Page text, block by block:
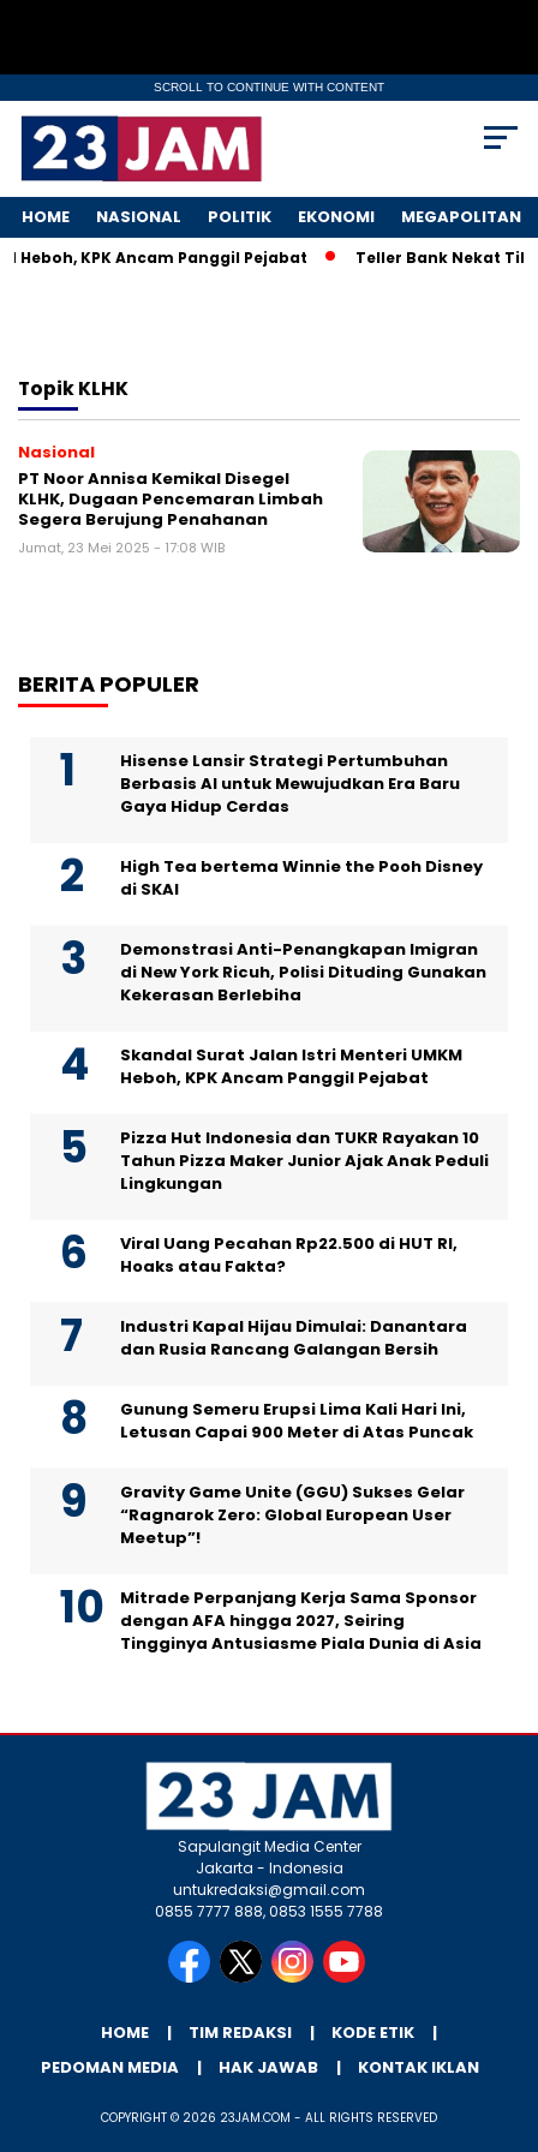
SCROLL TO CONTINUE WITH CONTENT
HOME NASIONAL POLITIK EKONOMI MEGAPOLITAN
KPK Ancam Panggil Pejabat Teller Bank Nekat
TopikKLHK
Nasional
PT Noor Annisa Kemikal Disegel
KLHK, Dugaan Pencemaran Limbah
Segera Berujung Penahanan
Jumat, 23 Mei 2025 - 17:08 WIB
BERITA POPULER
Hisense Lansir Strategi Pertumbuhan
Berbasis AI untuk Mewujudkan Era Baru
Gaya Hidup Cerdas
High Tea bertema Winnie the Pooh Disney
di SKAI
Demonstrasi Anti-Penangkapan Imigran
di New York Ricuh, Polisi Dituding Gunakan
Kekerasan Berlebiha
Skandal Surat Jalan Istri Menteri UMKM
Heboh, KPK Ancam Panggil Pejabat
Pizza Hut Indonesia dan TUKR Rayakan 10
Tahun Pizza Maker Junior Ajak Anak Peduli
Lingkungan
Viral Uang Pecahan Rp22.500 di HUT RI,
Hoaks atau Fakta?
Industri Kapal Hijau Dimulai: Danantara
dan Rusia Rancang Galangan Bersih
Gunung Semeru Erupsi Lima Kali Hari Ini,
Letusan Capai 900 Meter di Atas Puncak
Gravity Game Unite (GGU) Sukses Gelar
“Ragnarok Zero: Global European User
Meetup”!
Mitrade Perpanjang Kerja Sama Sponsor
dengan AFA hingga 2027, Seiring
Tingginya Antusiasme Piala Dunia di Asia
Sapulangit Media Center
Jakarta - Indonesia
untukredaksi@gmail.com
0855 7777 888, 0853 1555 7788
HOME TIM REDAKSI
KODE ETIK
PEDOMAN MEDIA
HAK JAWAB KONTAK IKLAN
COPYRIGHT © 2026 23JAM.COM - ALL RIGHTS RESERVED